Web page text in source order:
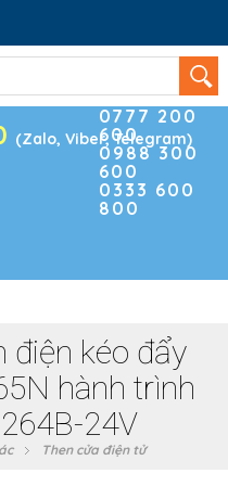
(Zalo, Viber, Telegram)
Điện thoại
0777 200
600
0988 300
600
0333 600
800
(0)
điện kéo đẩy
hành trình
24V
Then cửa điện tử